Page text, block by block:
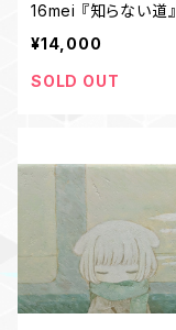
16mei 『知らない道』
¥14,000
SOLD OUT